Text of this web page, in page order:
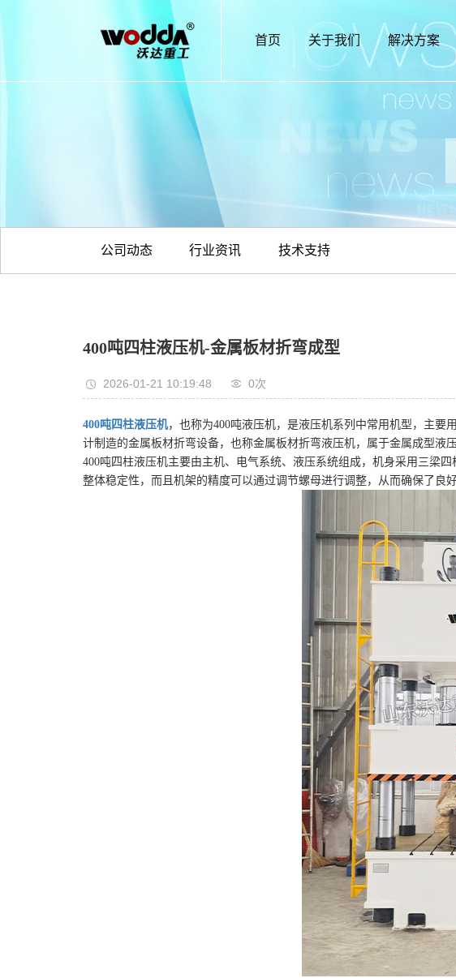
首页 关于我们 解决方案
公司动态 行业资讯 技术支持
400吨四柱液压机-金属板材折弯成型
2026-01-21 10:19:48 0次
400吨四柱液压机，也称为400吨液压机，是液压机系列中常用机型，主
计制造的金属板材折弯设备，也称金属板材折弯液压机，属于金属成型液压
400吨四柱液压机主要由主机、电气系统、液压系统组成，机身采用三梁
整体稳定性，而且机架的精度可以通过调节螺母进行调整，从而确保了良